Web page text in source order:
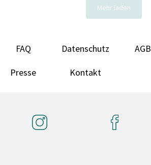
Mehr laden
FAQ Datenschutz AGB
Presse Kontakt